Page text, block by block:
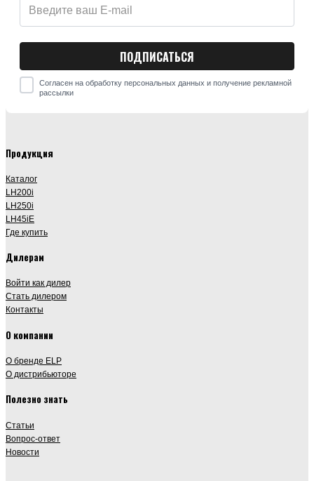
Согласен на обработку персональных данных и получение рекламной
рассылки
Продукция
Каталог
LH200i
LH250i
LH45iE
Где купить
Дилерам
Войти как дилер
Стать дилером
Контакты
О компании
О бренде ELP
О дистрибьюторе
Полезно знать
Статьи
Вопрос-ответ
Новости